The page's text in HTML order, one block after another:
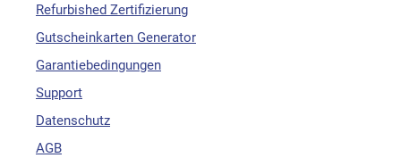
Refurbished Zertifizierung
Gutscheinkarten Generator
Garantiebedingungen
Support
Datenschutz
AGB